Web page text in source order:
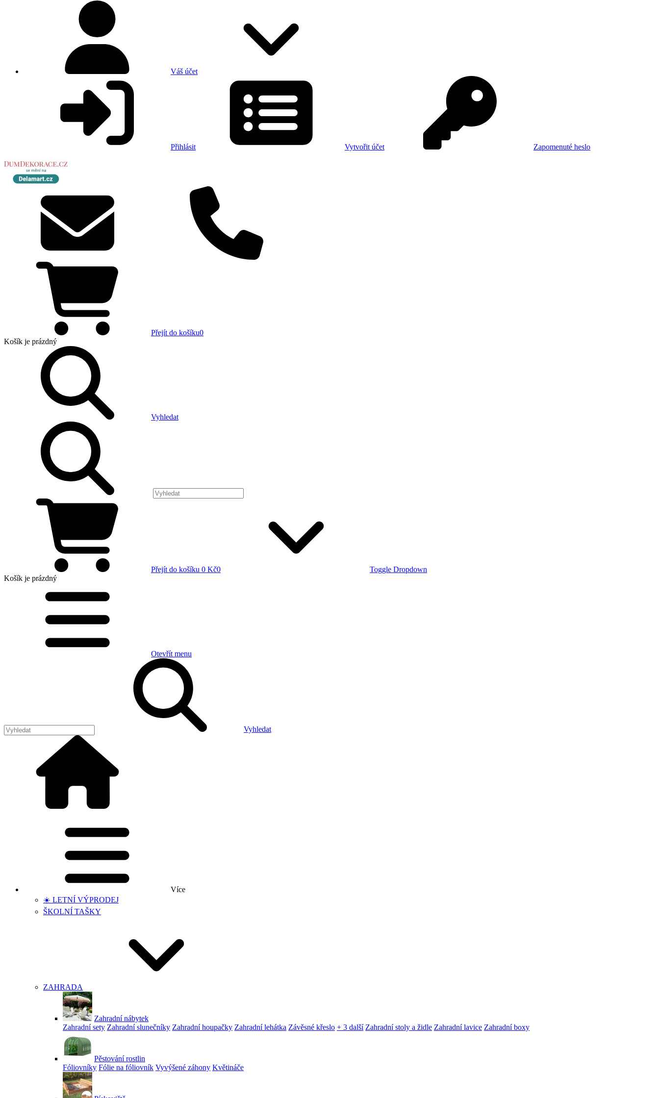
Váš účet
Přihlásit Vytvořit účet Zapomenuté heslo
Přejít do košíku0
Košík je prázdný
Vyhledat
Přejít do košíku 0 Kč0
Toggle Dropdown
Košík je prázdný
Otevřít menu
Vyhledat
Více
☀️ LETNÍ VÝPRODEJ
ŠKOLNÍ TAŠKY
ZAHRADA
Zahradní nábytek
Zahradní sety Zahradní slunečníky Zahradní houpačky Zahradní lehátka Závěsné křeslo + 3 další Zahradní stoly a židle Zahradní lavice Zahradní boxy
Pěstování rostlin
Fóliovníky Fólie na fóliovník Vyvýšené záhony Květináče